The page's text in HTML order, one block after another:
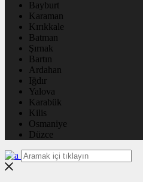
Bayburt
Karaman
Kırıkkale
Batman
Şırnak
Bartın
Ardahan
Iğdır
Yalova
Karabük
Kilis
Osmaniye
Düzce